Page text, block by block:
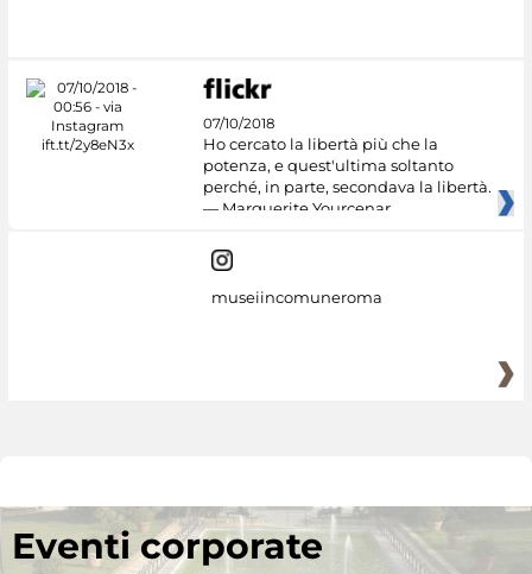
07/10/2018
Ho cercato la libertà più che la
potenza, e quest'ultima soltanto
perché, in parte, secondava la libertà.
— Marguerite Yourcenar
museiincomuneroma
Eventi corporate